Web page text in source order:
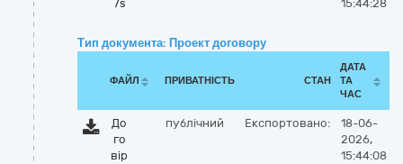
7s 15:44:28
Тип документа: Проект договору
ФАЙЛ ПРИВАТНІСТЬ СТАН
ДАТА
ТА
ЧАС
До
го
вір
публічний Експортовано:
18-06-
2026,
15:44:08